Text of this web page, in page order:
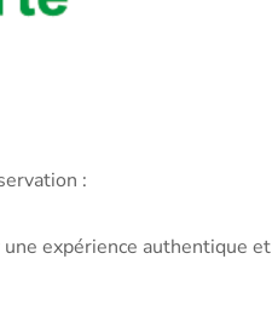
:
expérience authentique et